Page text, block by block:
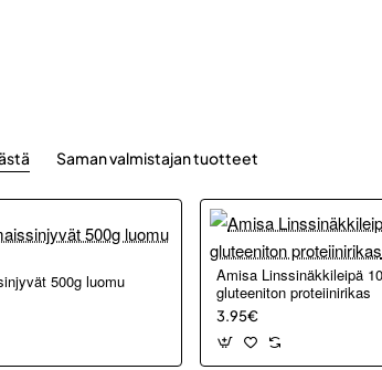
Saman valmistajan tuotteet
500g luomu
Amisa Linssinäkkileipä
gluteeniton proteiinirikas
3.95€